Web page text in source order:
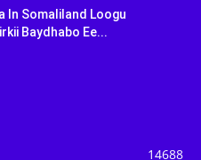
In Somaliland Loogu
Baydhabo Ee...
14688